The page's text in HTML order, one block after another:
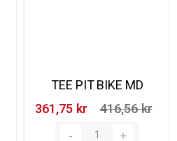
TEE PIT BIKE MD
361,75 kr‎
416,56 kr‎